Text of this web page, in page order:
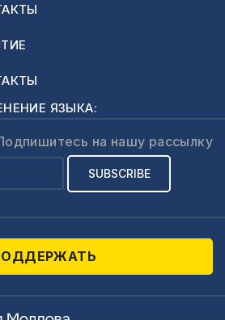
ЯЗЫКА:
на нашу рассылку